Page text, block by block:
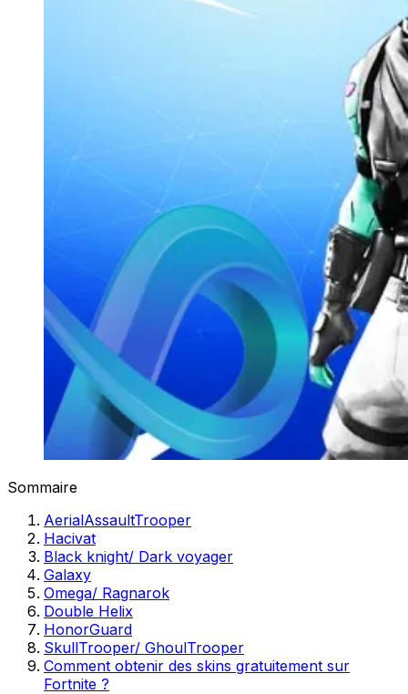
Sommaire
AerialAssaultTrooper
Hacivat
Black knight/ Dark voyager
Galaxy
Omega/ Ragnarok
Double Helix
HonorGuard
SkullTrooper/ GhoulTrooper
Comment obtenir des skins gratuitement sur
Fortnite ?